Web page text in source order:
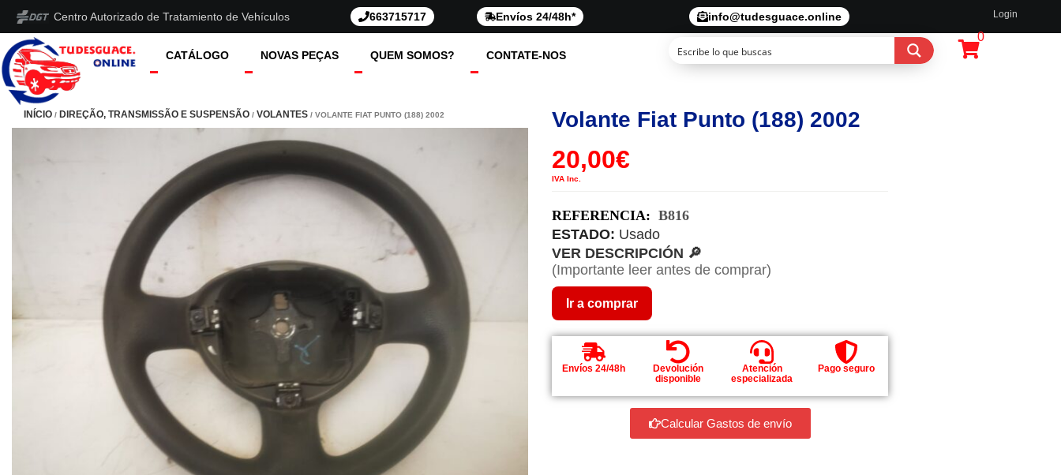
Centro Autorizado de Tratamiento de Vehículos 663715717 Envíos 24/48h* info@tudesguace.online Login
CATÁLOGO NOVAS PEÇAS QUEM SOMOS? CONTATE-NOS
0
INÍCIO / DIREÇÃO, TRANSMISSÃO E SUSPENSÃO / VOLANTES / VOLANTE FIAT PUNTO (188) 2002 Volante Fiat Punto (188) 2002
20,00€
IVA Inc.
REFERENCIA: B816
ESTADO: Usado
VER DESCRIPCIÓN 🔎
(Importante leer antes de comprar)
Ir a comprar
Envíos 24/48h
Devolución
disponible
Atención
especializada
Pago seguro
Calcular Gastos de envío